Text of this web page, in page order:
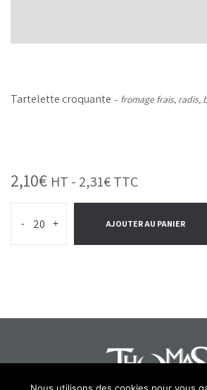
Tartelette croquante – fromage frais, radis,
2,10€ HT - 2,31€TTC
- + AJOUTER AU PANIER